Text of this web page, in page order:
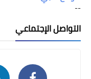
--
التواصل الإجتماعي